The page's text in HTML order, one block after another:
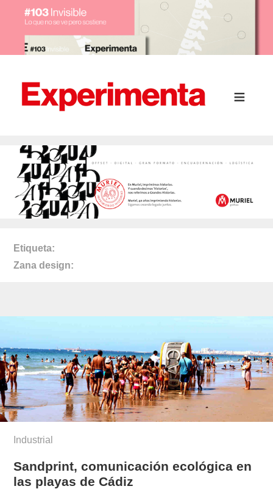
Etiqueta
Zana design
Industrial
Sandprint, comunicación ecológica en
las playas de Cádiz